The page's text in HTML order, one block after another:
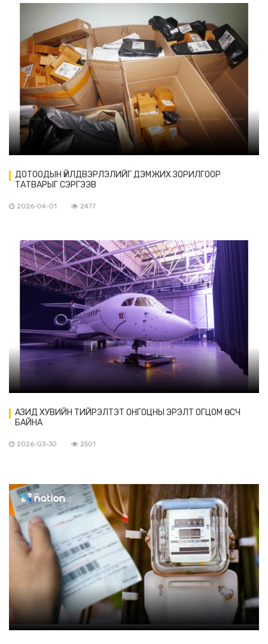
ДОТООДЫН ҮЙЛДВЭРЛЭЛИЙГ ДЭМЖИХ ЗОРИЛГООР
ТАТВАРЫГ СЭРГЭЭВ
2026-04-01 2477
АЗИД ХУВИЙН ТИЙРЭЛТЭТ ОНГОЦНЫ ЭРЭЛТ ОГЦОМ ӨСЧ
БАЙНА
2026-03-30 2501